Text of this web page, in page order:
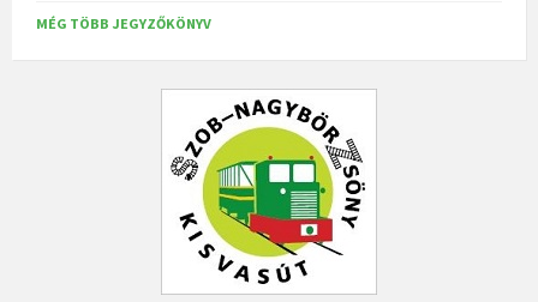
MÉG TÖBB JEGYZŐKÖNYV